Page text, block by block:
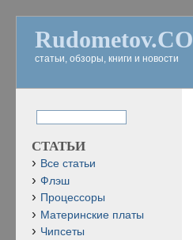
статьи, обзоры, книги и новости
СТАТЬИ
Все статьи
Флэш
Процессоры
Материнские платы
Чипсеты